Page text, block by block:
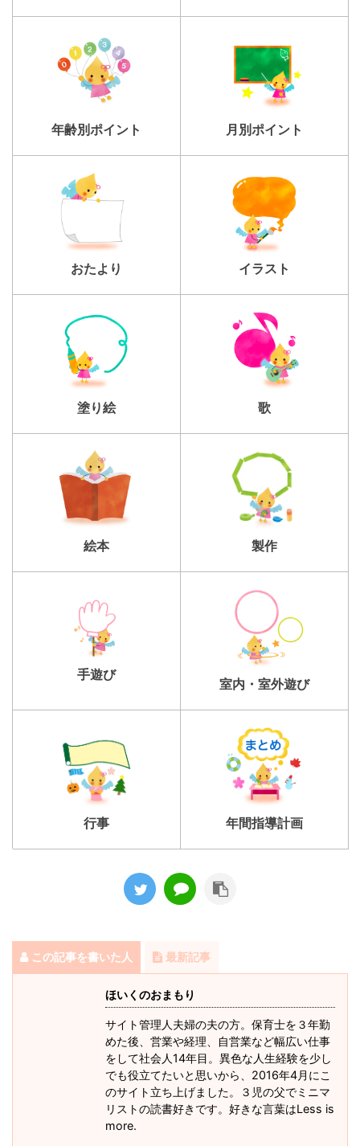
年齢別ポイント 月別ポイント
おたより イラスト
塗り絵 歌
絵本 製作
手遊び
室内・室外遊び
行事 年間指導計画
この記事を書いた人 最新記事
ほいくのおまもり
サイト管理人夫婦の夫の方。保育士を３年勤
めた後、営業や経理、自営業など幅広い仕事
をして社会人14年目。異色な人生経験を少し
でも役立てたいと思いから、2016年4月にこ
のサイト立ち上げました。３児の父でミニマ
リストの読書好きです。好きな言葉はLess is
more.